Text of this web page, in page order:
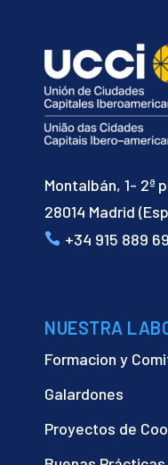
Montalbán, 1- 2ª
28014 Madrid
+34 915 889
NUESTRA
Formacion y
Galardones
Proyectos de